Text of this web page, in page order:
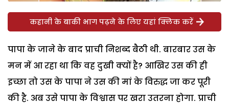
कहानी के बाकी भाग पढ़ने के लिए यहां क्लिक करें
पापा के जाने के बाद प्राची निशब्द बैठी थी. बारबार उस के
मन में आ रहा था कि वह दुखी क्यों है? आखिर उस की ही
इच्छा तो उस के पापा ने उस की मां के विरुद्ध जा कर पूरी
की है. अब उसे पापा के विश्वास पर खरा उतरना होगा. प्राची